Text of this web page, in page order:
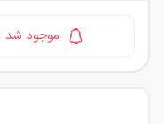
موجود شد